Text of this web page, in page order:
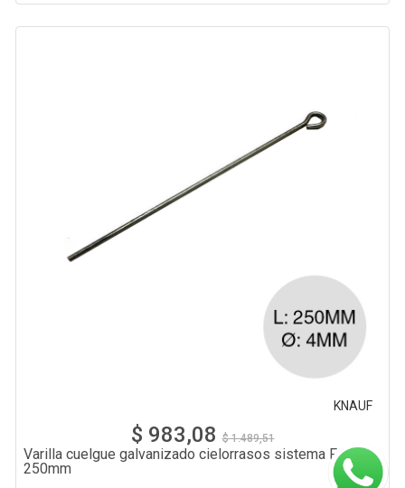
KNAUF
$ 983,08$ 1.489,51
Varilla cuelgue galvanizado cielorrasos sistema F-47
250mm